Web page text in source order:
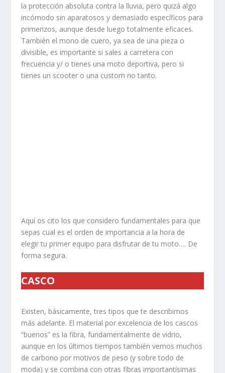
la protección absoluta contra la lluvia, pero quizá algo
incómodo sin aparatosos y demasiado específicos para
primerizos, aunque desde luego totalmente eficaces.
También el mono de cuero, ya sea de una pieza o
divisible, es importante si sales a carretera con
frecuencia y/ o tienes una moto deportiva, pero si
tienes un scooter o una custom no tanto.
Aquí os cito los que considero fundamentales para que
sepas cual es el orden de importancia a la hora de
elegir tu primer equipo para disfrutar de tu moto…. De
forma segura.
CASCO
Existen, básicamente, tres tipos que te describimos
más adelante. El material por excelencia de los cascos
“buenos” es la fibra, fundamentalmente de vidrio,
aunque en los últimos tiempos también vemos muchos
de carbono por motivos de peso (y sobre todo de
moda) y se combina con otras fibras importantísimas